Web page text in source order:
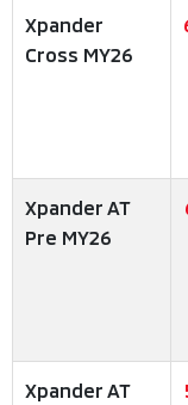
Xpander
Cross MY26
Xpander AT
Pre MY26
Xpander AT